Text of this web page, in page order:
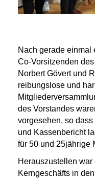
Nach gerade einmal
Co-Vorsitzenden
Norbert Gövert und
reibungslose und
des Vorstandes
vorgesehen, so
und Kassenbericht
für 50 und 25jährige
Herauszustellen
Kerngeschäfts in